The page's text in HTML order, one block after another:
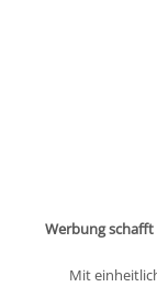
Werbung
Mit